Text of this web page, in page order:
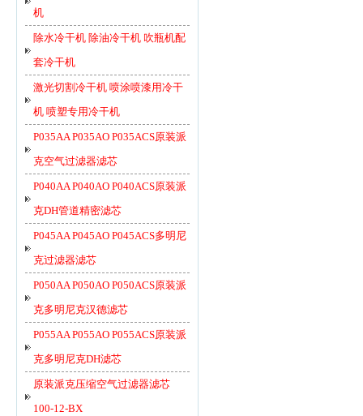
机
除水冷干机 除油冷干机 吹瓶机配
套冷干机
激光切割冷干机 喷涂喷漆用冷干
机 喷塑专用冷干机
P035AA P035AO P035ACS原装派
克空气过滤器滤芯
P040AA P040AO P040ACS原装派
克DH管道精密滤芯
P045AA P045AO P045ACS多明尼
克过滤器滤芯
P050AA P050AO P050ACS原装派
克多明尼克汉德滤芯
P055AA P055AO P055ACS原装派
克多明尼克DH滤芯
原装派克压缩空气过滤器滤芯
100-12-BX